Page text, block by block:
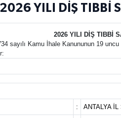
2026 YILI DİŞ TIBBİ
2026 YILI DİŞ TIBBİ
sayılı Kamu İhale Kanununun 19
: ANTALYA